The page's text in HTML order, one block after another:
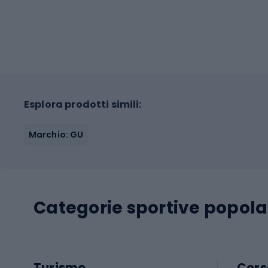
Esplora prodotti simili:
Marchio: GU
Categorie sportive